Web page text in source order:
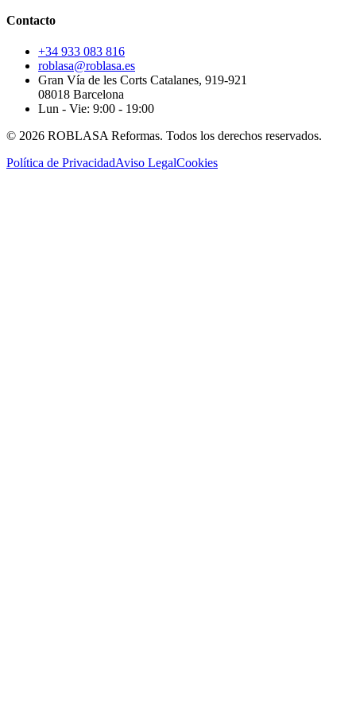
Contacto
+34 933 083 816
roblasa@roblasa.es
Gran Vía de les Corts Catalanes, 919-921
08018 Barcelona
Lun - Vie: 9:00 - 19:00
© 2026 ROBLASA Reformas. Todos los derechos reservados.
Política de PrivacidadAviso LegalCookies